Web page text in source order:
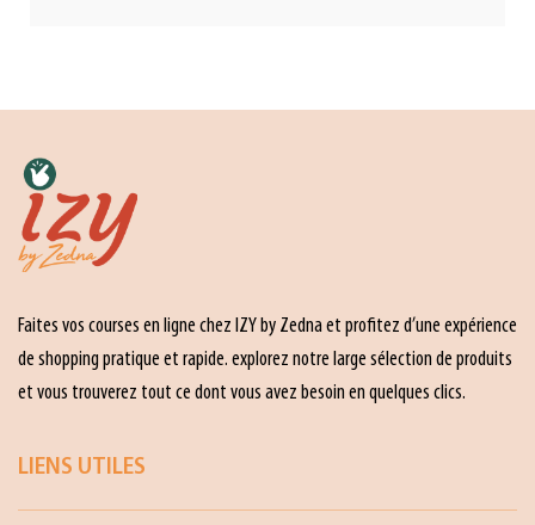
Faites vos courses en ligne chez IZY by Zedna et profitez d’une expérience
de shopping pratique et rapide. explorez notre large sélection de produits
et vous trouverez tout ce dont vous avez besoin en quelques clics.
LIENS UTILES